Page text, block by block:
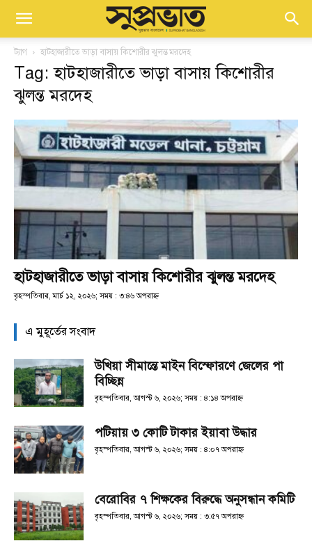
ট্যাগ হাটহাজারীতে ভাড়া বাসায় কিশোরীর ঝুলন্ত মরদেহ
Tag: হাটহাজারীতে ভাড়া বাসায় কিশোরীর
ঝুলন্ত মরদেহ
হাটহাজারীতে ভাড়া বাসায় কিশোরীর ঝুলন্ত মরদেহ
বৃহস্পতিবার, মার্চ ১২, ২০২৬; সময় : ৩:৪৬ অপরাহ্ণ
এ মুহূর্তের সংবাদ
উখিয়া সীমান্তে মাইন বিস্ফোরণে জেলের পা
বিচ্ছিন্ন
বৃহস্পতিবার, আগস্ট ৬, ২০২৬; সময় : ৪:১৪ অপরাহ্ণ
পটিয়ায় ৩ কোটি টাকার ইয়াবা উদ্ধার
বৃহস্পতিবার, আগস্ট ৬, ২০২৬; সময় : ৪:০৭ অপরাহ্ণ
বেরোবির ৭ শিক্ষকের বিরুদ্ধে অনুসন্ধান কমিটি
বৃহস্পতিবার, আগস্ট ৬, ২০২৬; সময় : ৩:৫৭ অপরাহ্ণ